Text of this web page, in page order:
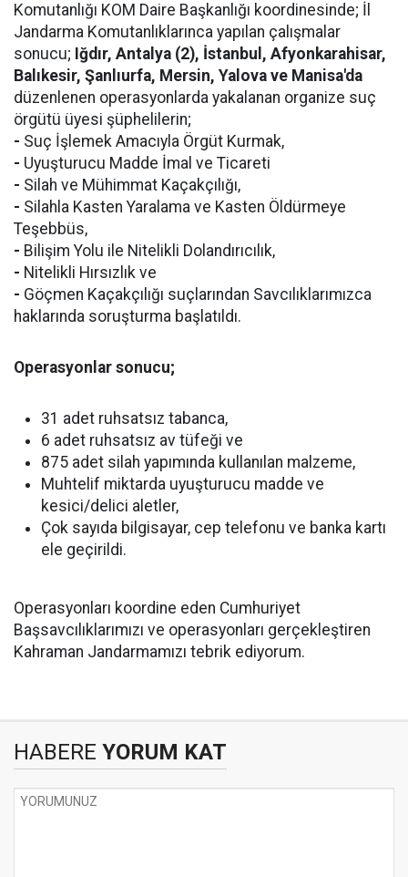
Komutanlığı KOM Daire Başkanlığı koordinesinde; İl
Jandarma Komutanlıklarınca yapılan çalışmalar
sonucu; Iğdır, Antalya (2), İstanbul, Afyonkarahisar,
Balıkesir, Şanlıurfa, Mersin, Yalova ve Manisa'da
düzenlenen operasyonlarda yakalanan organize suç
örgütü üyesi şüphelilerin;
- Suç İşlemek Amacıyla Örgüt Kurmak,
- Uyuşturucu Madde İmal ve Ticareti
- Silah ve Mühimmat Kaçakçılığı,
- Silahla Kasten Yaralama ve Kasten Öldürmeye
Teşebbüs,
- Bilişim Yolu ile Nitelikli Dolandırıcılık,
- Nitelikli Hırsızlık ve
- Göçmen Kaçakçılığı suçlarından Savcılıklarımızca
haklarında soruşturma başlatıldı.
Operasyonlar sonucu;
31 adet ruhsatsız tabanca,
6 adet ruhsatsız av tüfeği ve
875 adet silah yapımında kullanılan malzeme,
Muhtelif miktarda uyuşturucu madde ve
kesici/delici aletler,
Çok sayıda bilgisayar, cep telefonu ve banka kartı
ele geçirildi.
Operasyonları koordine eden Cumhuriyet
Başsavcılıklarımızı ve operasyonları gerçekleştiren
Kahraman Jandarmamızı tebrik ediyorum.
HABERE YORUM KAT